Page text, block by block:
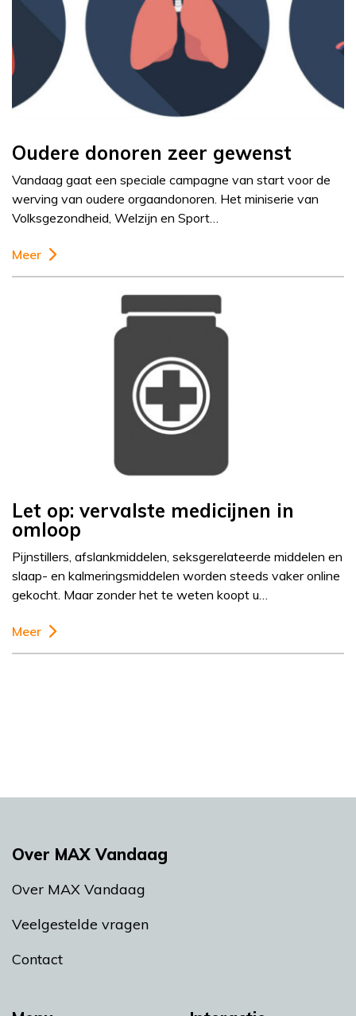
Oudere donoren zeer gewenst
Vandaag gaat een speciale campagne van start voor de
werving van oudere orgaandonoren. Het miniserie van
Volksgezondheid, Welzijn en Sport…
Meer
Let op: vervalste medicijnen in
omloop
Pijnstillers, afslankmiddelen, seksgerelateerde middelen en
slaap- en kalmeringsmiddelen worden steeds vaker online
gekocht. Maar zonder het te weten koopt u…
Meer
Over MAX Vandaag
Over MAX Vandaag
Veelgestelde vragen
Contact